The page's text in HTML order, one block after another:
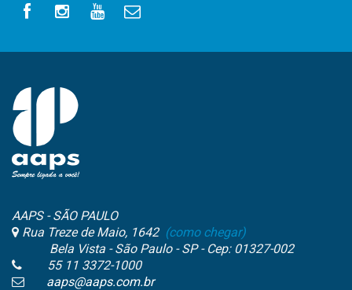
AAPS - SÃO PAULO
Rua Treze de Maio, 1642 (como chegar)
Bela Vista - São Paulo - SP - Cep: 01327-002
55 11 3372-1000
aaps@aaps.com.br